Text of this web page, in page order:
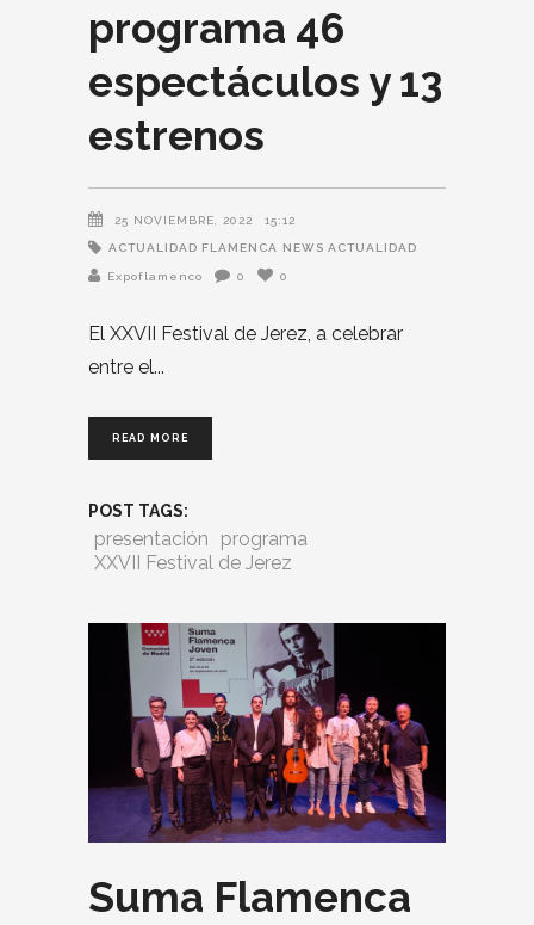
programa 46
espectáculos y 13
estrenos
25 NOVIEMBRE, 2022 15:12
ACTUALIDAD FLAMENCA NEWS ACTUALIDAD
Expoflamenco 0 0
El XXVII Festival de Jerez, a celebrar
entre el
READ MORE
POST TAGS:
presentación
programa
XXVII Festival de Jerez
Suma Flamenca